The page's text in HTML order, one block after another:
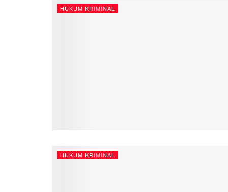
HUKUM KRIMINAL
HUKUM KRIMINAL